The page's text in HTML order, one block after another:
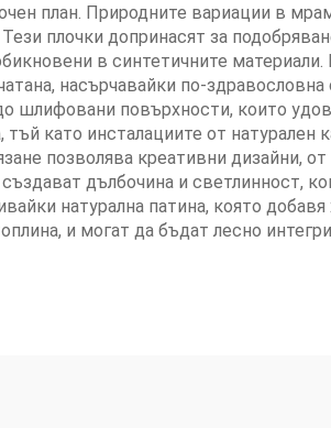
план. Природните вариации в
плочки допринасят за
в синтетичните материали.
насърчавайки по-здравословна
шлифовани повърхности, които
като инсталациите от натурален
позволява креативни дизайни,
дълбочина и светлинност,
натурална патина, която
и могат да бъдат лесно